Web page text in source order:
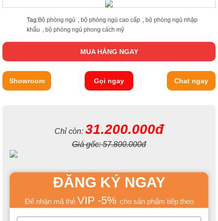
Tag:Bộ phòng ngủ , bộ phòng ngủ cao cấp , bộ phòng ngủ nhập
khẩu , bộ phòng ngủ phong cách mỹ
MUA HÀNG NGAY
Showroom Gọi ngay Chat ngay
Chỉ còn: 31.200.000đ
Giá gốc:57.800.000đ
ĐĂNG KÝ NGAY
Để nhận mã thẻ VIP -5% cho sản phẩm tiếp theo